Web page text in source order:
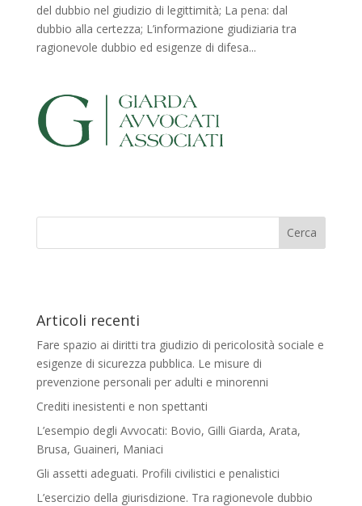
del dubbio nel giudizio di legittimità; La pena: dal
dubbio alla certezza; L’informazione giudiziaria tra
ragionevole dubbio ed esigenze di difesa...
Articoli recenti
Fare spazio ai diritti tra giudizio di pericolosità sociale e
esigenze di sicurezza pubblica. Le misure di
prevenzione personali per adulti e minorenni
Crediti inesistenti e non spettanti
L’esempio degli Avvocati: Bovio, Gilli Giarda, Arata,
Brusa, Guaineri, Maniaci
Gli assetti adeguati. Profili civilistici e penalistici
L’esercizio della giurisdizione. Tra ragionevole dubbio